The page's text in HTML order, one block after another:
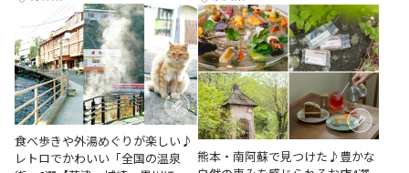
食べ歩きや外湯めぐりが楽しい♪
レトロでかわいい「全国の温泉
熊本・南阿蘇で見つけた♪豊かな